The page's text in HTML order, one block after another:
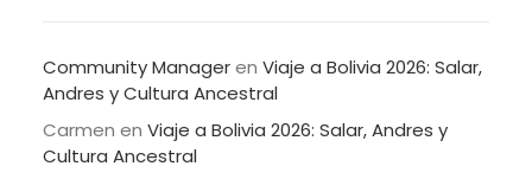
Community Manageren Viaje a Bolivia 2026: Salar,
Andres y Cultura Ancestral
Carmen en Viaje a Bolivia 2026: Salar, Andres y
Cultura Ancestral